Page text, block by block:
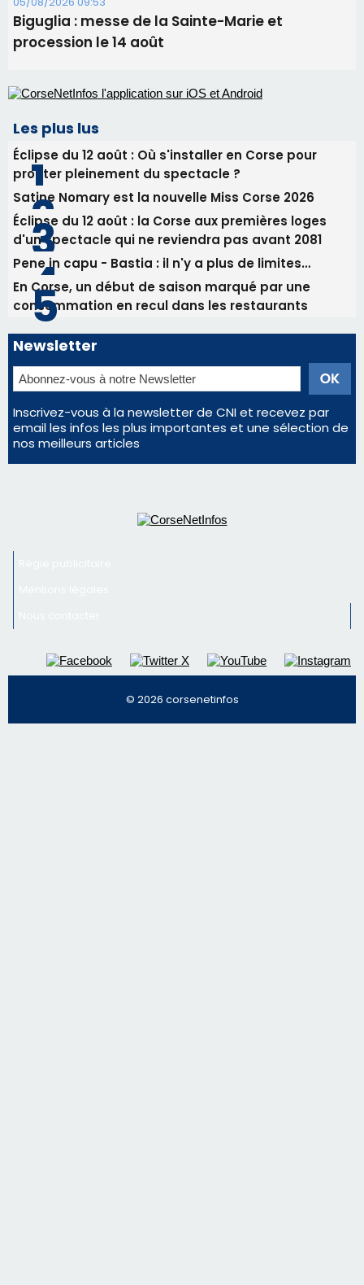
06/08/2026 15:25
Corte – L’association A Nuciola organise une
projection sous les étoiles
Alata - Soirée Tango Argentin au stade de San
Benedetto
05/08/2026 09:53
Biguglia : messe de la Sainte-Marie et
procession le 14 août
Les plus lus
Éclipse du 12 août : Où s'installer en Corse pour
profiter pleinement du spectacle ?
Satine Nomary est la nouvelle Miss Corse 2026
Éclipse du 12 août : la Corse aux premières loges
d'un spectacle qui ne reviendra pas avant 2081
Pene in capu - Bastia : il n'y a plus de limites…
En Corse, un début de saison marqué par une